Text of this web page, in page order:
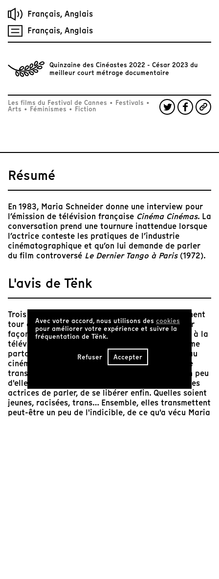
Français, Anglais
Français, Anglais
Quinzaine des Cinéastes 2022 - César 2023 du
meilleur court métrage documentaire
Les films du Festival de Cannes • Festivals •
Arts • Féminismes • Fiction
Résumé
En 1983, Maria Schneider donne une interview pour
l’émission de télévision française Cinéma Cinémas. La
conversation prend une tournure inattendue lorsque
l’actrice conteste les pratiques de l’industrie
cinématographique et qu’on lui demande de parler
du film controversé Le Dernier Tango à Paris(1972).
L'avis de Tënk
Trois femmes, trois actrices d'aujourd'hui, incarnent
tour à tour Maria Schneider. Elles rejouent à leur
façon une interview donnée par celle-ci en 1983 à la
télévision française. Les mots sont crus : « Comme
partout, ce sont les hommes qui ont le pouvoir au
cinéma. » D'une interprétation à l'autre, chacune
transforme les paroles. Comme si elle mettait un peu
d'elle-même. Comme si elle permettait à toutes les
actrices de parler, de se libérer enfin. Quelles soient
jeunes, racisées, trans… Ensemble, elles transmettent
peut-être un peu de l'indicible, de ce qu'a vécu Maria
Avec votre accord, nous utilisons des cookies
pour améliorer votre expérience et suivre la
fréquentation de Tënk.
Refuser Accepter